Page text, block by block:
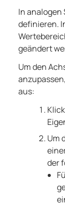
In analogen
definieren.
geändert
Um den
aus:
Um
der